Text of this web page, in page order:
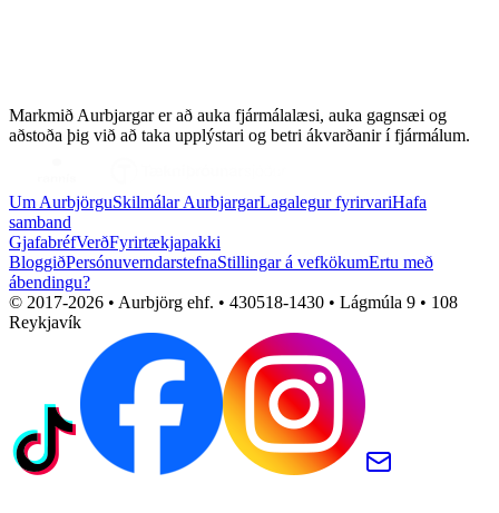
Markmið Aurbjargar er að auka fjármálalæsi, auka gagnsæi og
aðstoða þig við að taka upplýstari og betri ákvarðanir í fjármálum.
Um AurbjörguSkilmálar AurbjargarLagalegur fyrirvariHafa
samband
GjafabréfVerðFyrirtækjapakki
BloggiðPersónuverndarstefnaStillingar á vefkökumErtu með
ábendingu?
© 2017-2026 • Aurbjörg ehf. • 430518-1430 • Lágmúla 9 • 108
Reykjavík